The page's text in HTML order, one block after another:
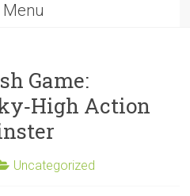
Menu
Game:
Action
Uncategorized